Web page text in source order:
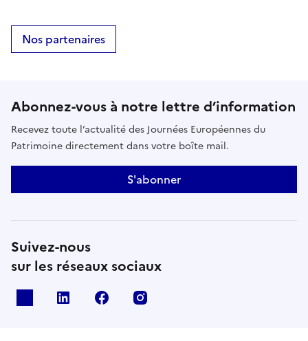
Nos partenaires
Abonnez-vous à notre lettre d’information
Recevez toute l’actualité des Journées Européennes du
Patrimoine directement dans votre boîte mail.
S'abonner
Suivez-nous
sur les réseaux sociaux
Linkedin Facebook